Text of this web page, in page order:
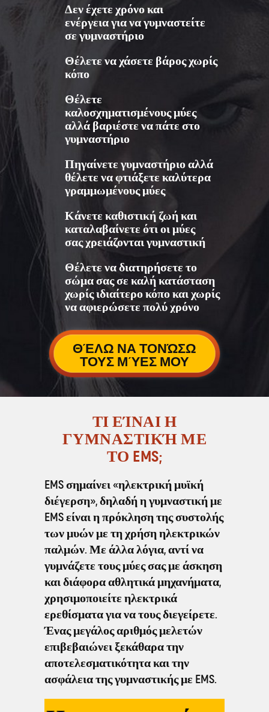
Δεν έχετε χρόνο και
ενέργεια για να γυμναστείτε
σε γυμναστήριο
Θέλετε να χάσετε βάρος χωρίς
κόπο
Θέλετε
καλοσχηματισμένους μύες
αλλά βαριέστε να πάτε στο
γυμναστήριο
Πηγαίνετε γυμναστήριο αλλά
θέλετε να φτιάξετε καλύτερα
γραμμωμένους μύες
Κάνετε καθιστική ζωή και
καταλαβαίνετε ότι οι μύες
σας χρειάζονται γυμναστική
Θέλετε να διατηρήσετε το
σώμα σας σε καλή κατάσταση
χωρίς ιδιαίτερο κόπο και χωρίς
να αφιερώσετε πολύ χρόνο
ΘΈΛΩ ΝΑ ΤΟΝΏΣΩ
ΤΟΥΣ ΜΎΕΣ ΜΟΥ
ΤΙ ΕΊΝΑΙ Η
ΓΥΜΝΑΣΤΙΚΉ ΜΕ
ΤΟ EMS;
EMS σημαίνει «ηλεκτρική μυϊκή
διέγερση», δηλαδή η γυμναστική με
EMS είναι η πρόκληση της συστολής
των μυών με τη χρήση ηλεκτρικών
παλμών. Με άλλα λόγια, αντί να
γυμνάζετε τους μύες σας με άσκηση
και διάφορα αθλητικά μηχανήματα,
χρησιμοποιείτε ηλεκτρικά
ερεθίσματα για να τους διεγείρετε.
Ένας μεγάλος αριθμός μελετών
επιβεβαιώνει ξεκάθαρα την
αποτελεσματικότητα και την
ασφάλεια της γυμναστικής με EMS.